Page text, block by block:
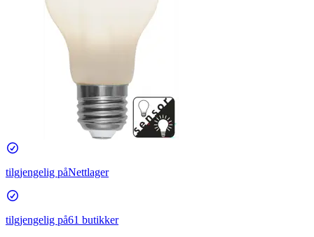
tilgjengelig påNettlager
tilgjengelig på61 butikker